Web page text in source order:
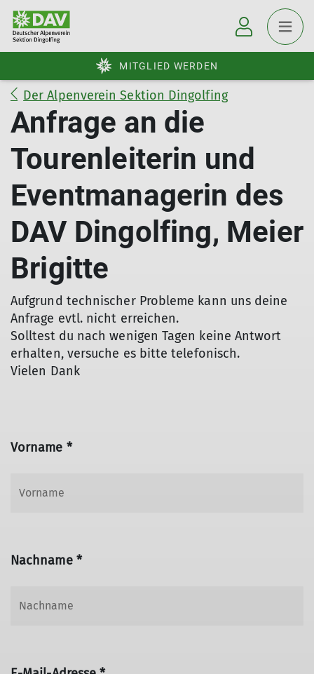
MITGLIED WERDEN
Der Alpenverein Sektion Dingolfing
Anfrage an die
Tourenleiterin und
Eventmanagerin des
DAV Dingolfing, Meier
Brigitte
Aufgrund technischer Probleme kann uns deine
Anfrage evtl. nicht erreichen.
Solltest du nach wenigen Tagen keine Antwort
erhalten, versuche es bitte telefonisch.
Vielen Dank
Vorname *
Nachname *